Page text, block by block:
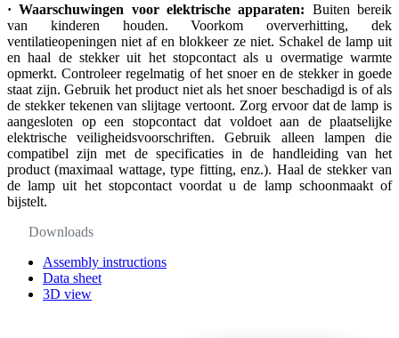
· Waarschuwingen voor elektrische apparaten: Buiten bereik
van kinderen houden. Voorkom oververhitting, dek
ventilatieopeningen niet af en blokkeer ze niet. Schakel de lamp uit
en haal de stekker uit het stopcontact als u overmatige warmte
opmerkt. Controleer regelmatig of het snoer en de stekker in goede
staat zijn. Gebruik het product niet als het snoer beschadigd is of als
de stekker tekenen van slijtage vertoont. Zorg ervoor dat de lamp is
aangesloten op een stopcontact dat voldoet aan de plaatselijke
elektrische veiligheidsvoorschriften. Gebruik alleen lampen die
compatibel zijn met de specificaties in de handleiding van het
product (maximaal wattage, type fitting, enz.). Haal de stekker van
de lamp uit het stopcontact voordat u de lamp schoonmaakt of
bijstelt.
Downloads
Assembly instructions
Data sheet
3D view